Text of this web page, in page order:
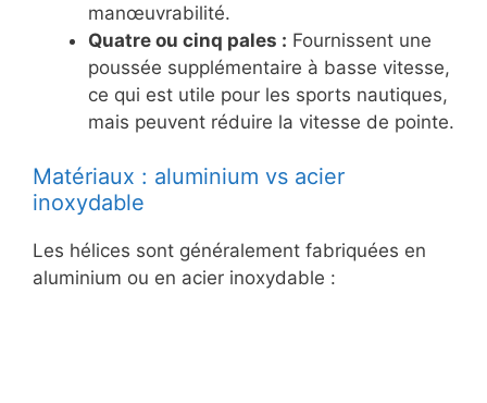
manœuvrabilité.
Quatre ou cinq pales : Fournissent une
poussée supplémentaire à basse vitesse,
ce qui est utile pour les sports nautiques,
mais peuvent réduire la vitesse de pointe.
Matériaux : aluminium vs acier
inoxydable
Les hélices sont généralement fabriquées en
aluminium ou en acier inoxydable :